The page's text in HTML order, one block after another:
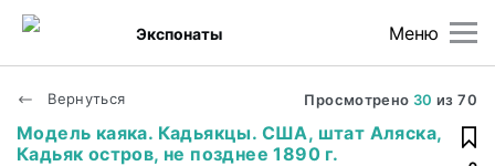
Меню
Экспонаты
Вернуться Просмотрено 30 из70
Модель каяка. Кадьякцы. США, штат Аляска,
Кадьяк остров, не позднее 1890 г.